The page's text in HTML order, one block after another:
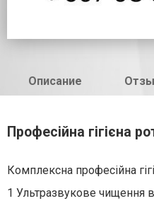
Описание
Професійна гігієна
Комплексна професійна
1 Ультразвукове чищення